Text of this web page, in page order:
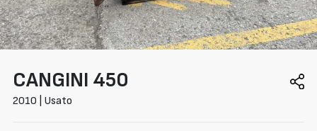
CANGINI 450
2010 | Usato